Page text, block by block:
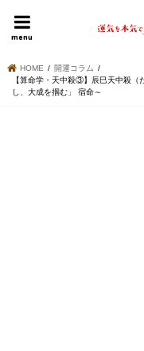
menu
HOME
HOME
開運コラム
【算命学・天中殺③】辰巳天中殺
し、大成を掴む」 宿命～